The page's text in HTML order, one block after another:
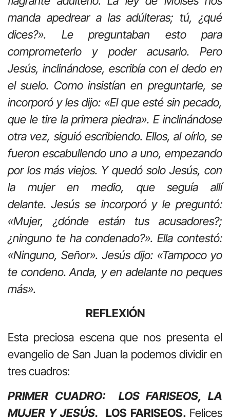
manda apedrear a las adúlteras; tú, ¿qué
dices?». Le preguntaban esto para
comprometerlo y poder acusarlo. Pero
Jesús, inclinándose, escribía con el dedo en
el suelo. Como insistían en preguntarle, se
incorporó y les dijo: «El que esté sin pecado,
que le tire la primera piedra». E inclinándose
otra vez, siguió escribiendo. Ellos, al oírlo, se
fueron escabullendo uno a uno, empezando
por los más viejos. Y quedó solo Jesús, con
la mujer en medio, que seguía allí
delante. Jesús se incorporó y le preguntó:
«Mujer, ¿dónde están tus acusadores?;
¿ninguno te ha condenado?». Ella contestó:
«Ninguno, Señor». Jesús dijo: «Tampoco yo
te condeno. Anda, y en adelante no peques
más».
REFLEXIÓN
Esta preciosa escena que nos presenta el
evangelio de San Juan la podemos dividir en
tres cuadros:
PRIMER CUADRO: LOS FARISEOS, LA
MUJER Y JESÚS. LOS FARISEOS. Felices